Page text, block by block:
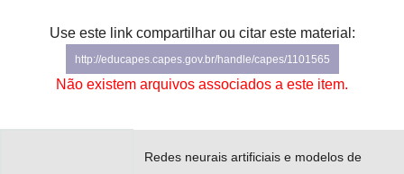
Secretaria de Governo
Gabinete de Segurança Institucional
Use este link compartilhar ou citar este material:
http://educapes.capes.gov.br/handle/capes/1101565
Não existem arquivos associados a este item.
Redes neurais artificiais e modelos de